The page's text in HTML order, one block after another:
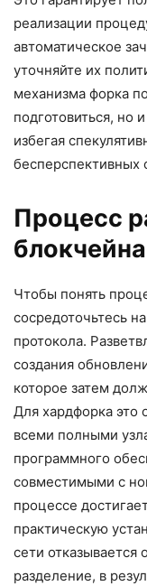
реализации
автоматическое
уточняйте их
механизма форка
подготовиться, но
избегая
бесперспективных
Процесс
блокчейна
Чтобы понять
сосредоточьтесь
протокола.
создания
которое затем
Для хардфорка это
всеми полными
программного
совместимыми с
процессе
практическую
сети отказывается
разделение, в